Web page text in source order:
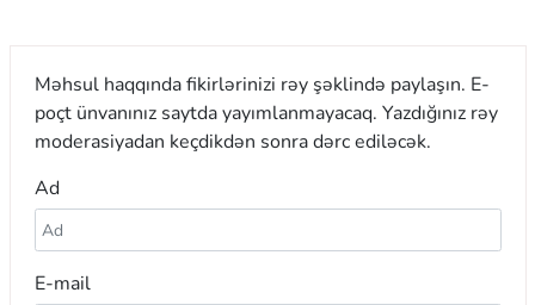
Məhsul haqqında fikirlərinizi rəy şəklində paylaşın. E-
poçt ünvanınız saytda yayımlanmayacaq. Yazdığınız rəy
moderasiyadan keçdikdən sonra dərc ediləcək.
Ad
E-mail